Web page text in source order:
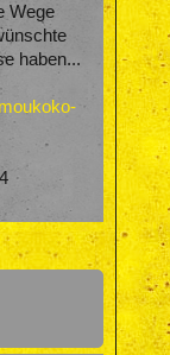
Wege
haben...